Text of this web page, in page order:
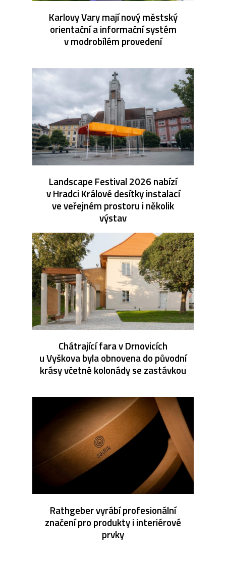
Karlovy Vary mají nový městský
orientační a informační systém
v modrobílém provedení
Landscape Festival 2026 nabízí
v Hradci Králové desítky instalací
ve veřejném prostoru i několik
výstav
Chátrající fara v Drnovicích
u Vyškova byla obnovena do původní
krásy včetně kolonády se zastávkou
Rathgeber vyrábí profesionální
značení pro produkty i interiérové
prvky